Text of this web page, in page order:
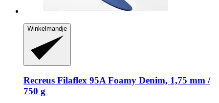
Winkelmandje
Recreus Filaflex 95A Foamy Denim, 1,75 mm /
750 g